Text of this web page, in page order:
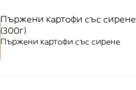
Пържени картофи със сирене
(300г)
Пържени картофи със сирене